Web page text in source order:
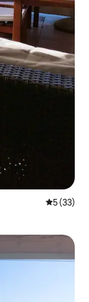
Prosječna
5 (33)
gosti”